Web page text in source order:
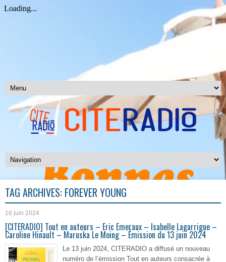
TAG ARCHIVES: FOREVER YOUNG
16 juin 2024
[CITERADIO] Tout en auteurs – Eric Emeraux – Isabelle Lagarrigue –
Caroline Hinault – Maruska Le Moing – Émission du 13 juin 2024
Le 13 juin 2024, CITERADIO a diffusé un nouveau
numéro de l’émission Tout en auteurs consacrée à